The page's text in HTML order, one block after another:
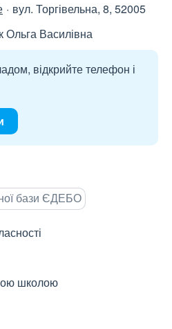
вул. Торгівельна, 8, 52005
Василівна
відкрийте телефон і
бази ЄДЕБО
школою